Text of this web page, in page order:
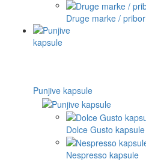
Druge marke / pribor
Punjive kapsule
Dolce Gusto kapsule
Nespresso kapsule